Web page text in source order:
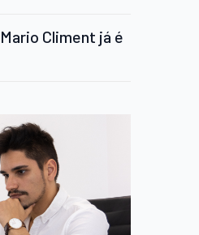
Climent já é